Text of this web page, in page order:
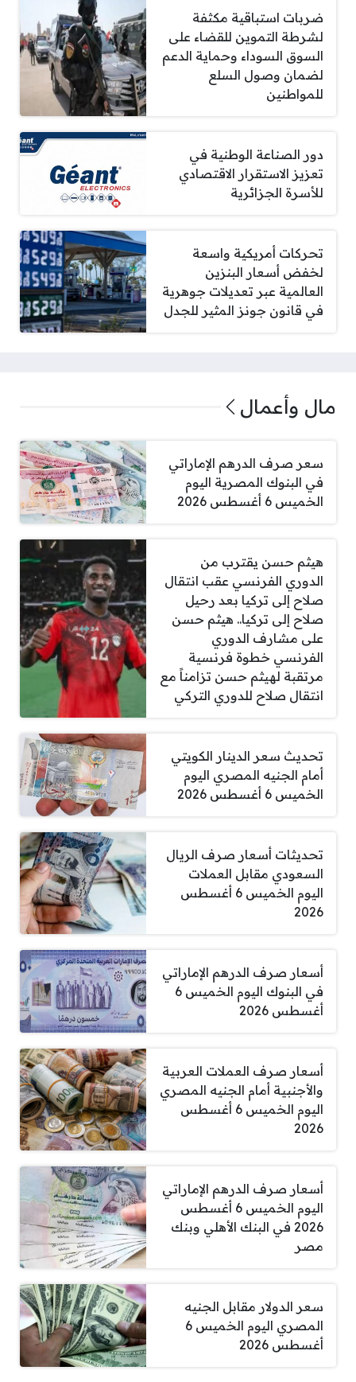
ضربات استباقية مكثفة
لشرطة التموين للقضاء على
السوق السوداء وحماية الدعم
لضمان وصول السلع
للمواطنين
دور الصناعة الوطنية في
تعزيز الاستقرار الاقتصادي
للأسرة الجزائرية
تحركات أمريكية واسعة
لخفض أسعار البنزين
العالمية عبر تعديلات جوهرية
في قانون جونز المثير للجدل
مال وأعمال
سعر صرف الدرهم الإماراتي
في البنوك المصرية اليوم
الخميس 6 أغسطس 2026
هيثم حسن يقترب من
الدوري الفرنسي عقب انتقال
صلاح إلى تركيا بعد رحيل
صلاح إلى تركيا.. هيثم حسن
على مشارف الدوري
الفرنسي خطوة فرنسية
مرتقبة لهيثم حسن تزامناً مع
انتقال صلاح للدوري التركي
تحديث سعر الدينار الكويتي
أمام الجنيه المصري اليوم
الخميس 6 أغسطس 2026
تحديثات أسعار صرف الريال
السعودي مقابل العملات
اليوم الخميس 6 أغسطس
2026
أسعار صرف الدرهم الإماراتي
في البنوك اليوم الخميس 6
أغسطس 2026
أسعار صرف العملات العربية
والأجنبية أمام الجنيه المصري
اليوم الخميس 6 أغسطس
2026
أسعار صرف الدرهم الإماراتي
اليوم الخميس 6 أغسطس
2026 في البنك الأهلي وبنك
مصر
سعر الدولار مقابل الجنيه
المصري اليوم الخميس 6
أغسطس 2026